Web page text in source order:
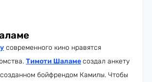
современного кино нравятся
Тимоти Шаламесоздал анкету
бойфрендом Камилы. Чтобы